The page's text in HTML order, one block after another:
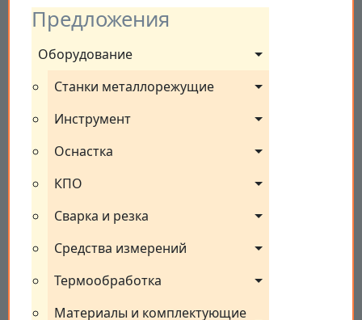
Предложения
Оборудование
Станки металлорежущие
Инструмент
Оснастка
КПО
Сварка и резка
Средства измерений
Термообработка
Материалы и комплектующие